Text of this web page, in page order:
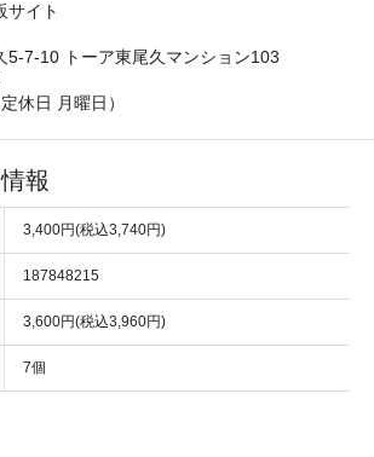
サイト
5-7-10 トーア東尾久マンション103
休日 月曜日）
報
3,400円(税込3,740円)
187848215
3,600円(税込3,960円)
7個